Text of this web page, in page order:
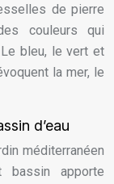
de pierre
couleurs qui
Le bleu, le vert et
la mer, le
d’eau
méditerranéen
bassin apporte